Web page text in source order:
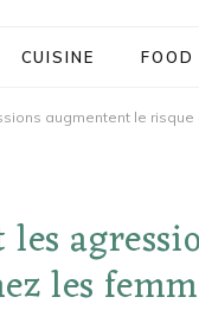
CUISINE FOOD
les